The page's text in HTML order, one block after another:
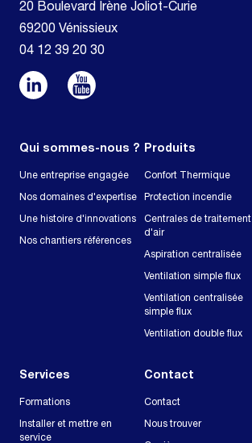
20 Boulevard Irène Joliot-Curie
69200 Vénissieux
04 12 39 20 30
Qui sommes-nous ?
Une entreprise engagée
Nos domaines d'expertise
Une histoire d'innovations
Nos chantiers références
Produits
Confort Thermique
Protection incendie
Centrales de traitement
d'air
Aspiration centralisée
Ventilation simple flux
Ventilation centralisée
simple flux
Ventilation double flux
Services
Formations
Installer et mettre en
service
Contact
Contact
Nous trouver